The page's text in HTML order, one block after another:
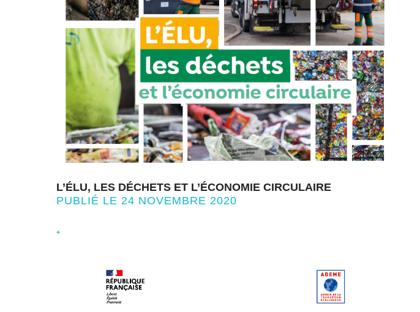
L’ÉLU, LES DÉCHETS ET L’ÉCONOMIE CIRCULAIRE
PUBLIÉ LE 24 NOVEMBRE 2020
+